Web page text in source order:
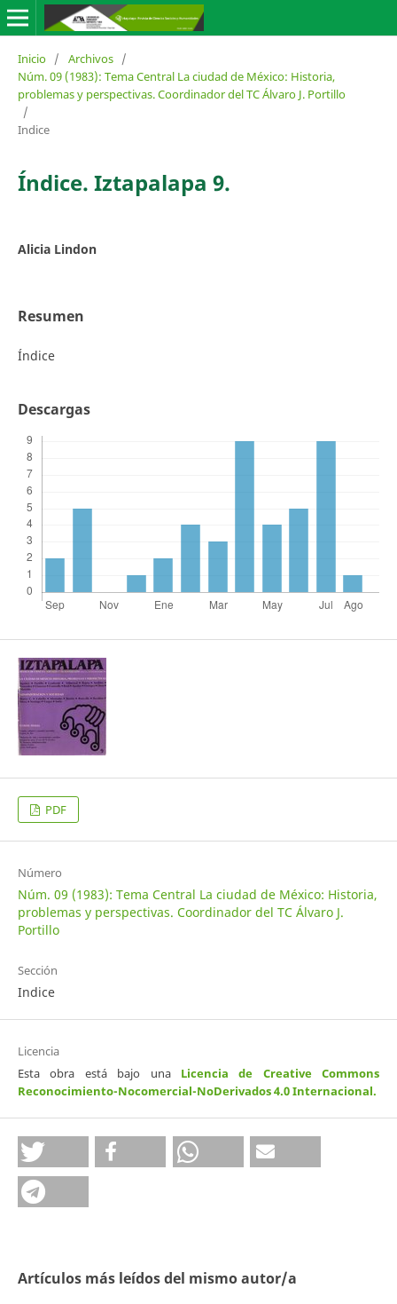
Inicio / Archivos /
Núm. 09 (1983): Tema Central La ciudad de México: Historia,
problemas y perspectivas. Coordinador del TC Álvaro J. Portillo
/
Indice
Índice. Iztapalapa 9.
Alicia Lindon
Resumen
Índice
Descargas
PDF
Número
Núm. 09 (1983): Tema Central La ciudad de México: Historia,
problemas y perspectivas. Coordinador del TC Álvaro J.
Portillo
Sección
Indice
Licencia
Esta obra está bajo una Licencia de Creative Commons
Reconocimiento-Nocomercial-NoDerivados 4.0 Internacional.
Artículos más leídos del mismo autor/a